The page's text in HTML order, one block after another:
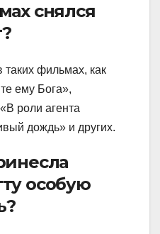
снялся
таких фильмах, как
ему Бога»,
роли агента
дождь» и других.
особую